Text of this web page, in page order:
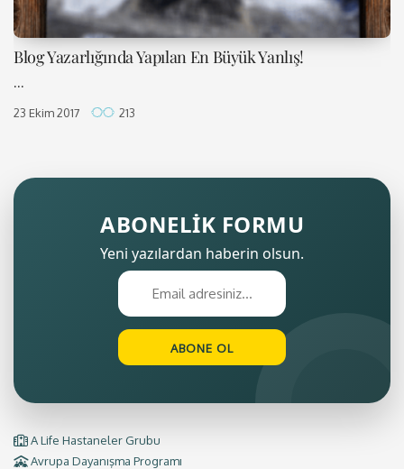
Blog Yazarlığında Yapılan En Büyük Yanlış!
...
23 Ekim 2017 213
ABONELİK FORMU
Yeni yazılardan haberin olsun.
A Life Hastaneler Grubu
Avrupa Dayanışma Programı